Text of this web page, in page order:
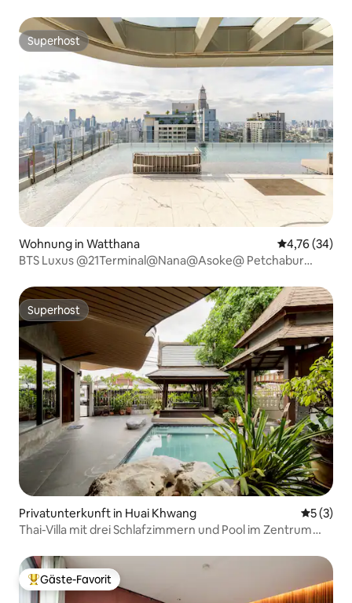
Superhost
Superhost
Wohnung in Watthana
4,76 (34)
BTS Luxus @21Terminal@Nana@Asoke@ Petchabur
Superhost
Superhost
Privatunterkunft in Huai Khwang
5 (3)
Thai-Villa mit drei Schlafzimmern und Pool im Zentrum
Übernachtungen
Beliebter Gäste-Favorit.
Gäste-Favorit